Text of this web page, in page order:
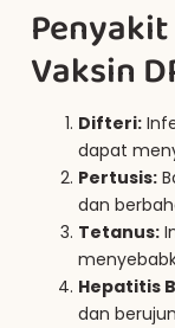
Vaksin
Difteri:
dapat
Pertusis:
dan
Tetanus:
Hepatitis
dan